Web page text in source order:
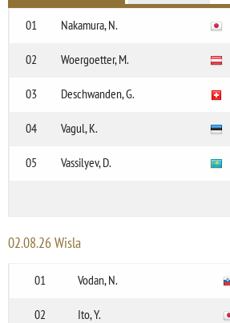
01 Nakamura, N.
02 Woergoetter, M.
03 Deschwanden, G.
04 Vagul, K.
05 Vassilyev, D.
02.08.26 Wisla
01
Vodan, N.
02 Ito, Y.